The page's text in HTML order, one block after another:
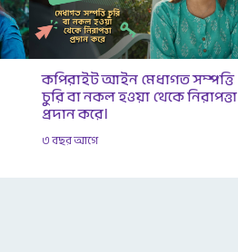
কপিরাইট আইন মেধাগত সম্পত্তি
চুরি বা নকল হওয়া থেকে নিরাপত্তা
প্রদান করে।
৩ বছর আগে